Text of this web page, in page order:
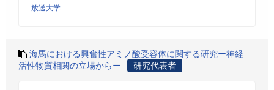
放送大学
海馬における興奮性アミノ酸受容体に関する研究ー神経
活性物質相関の立場からー
研究代表者